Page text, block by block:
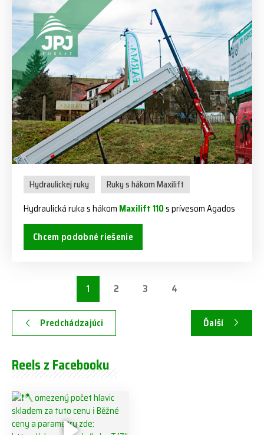
Hydraulickej ruky
Ruky s hákom Maxilift
Hydraulická ruka s hákom Maxilift 110s prívesom Agados
Chcem podobné riešenie
Predchádzajúci
1 2 3 4
Ďalší
Reels z Facebooku